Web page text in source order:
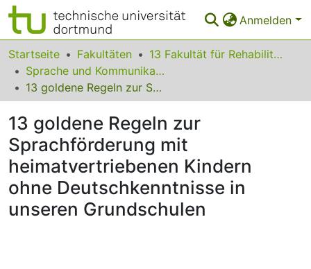
Anmelden
Bereiche & Sammlungen
Das gesamte Repositorium
FAQ
Leitlinien
Zurück zur Startseite
Startseite Fakultäten
13 Fakultät für Rehabilitationswissenschaften
Sprache und Kommunikation
13 goldene Regeln zur Sprachförderung mit heimatvertriebenen Kindern ohne Deutschkenntnisse in unseren Grundschulen
13 goldene Regeln zur
Sprachförderung mit
heimatvertriebenen Kindern
ohne Deutschkenntnisse in
unseren Grundschulen